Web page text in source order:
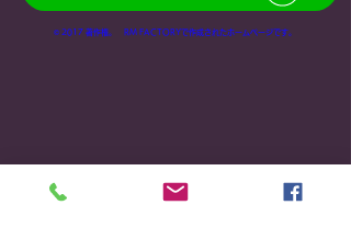
© 2017 著作権。 RM FACTORYで作成されたホームページです。